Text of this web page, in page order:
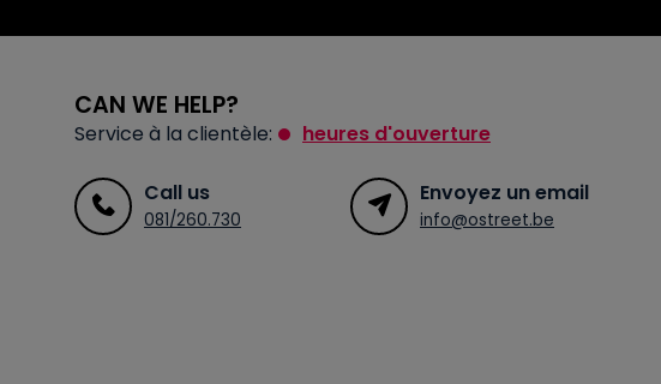
CAN WE HELP?
Service à la clientèle: heures d'ouverture
Call us
081/260.730
Envoyez un email
info@ostreet.be